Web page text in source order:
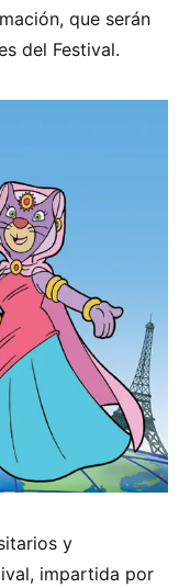
que serán
del Festival.
y
impartida por